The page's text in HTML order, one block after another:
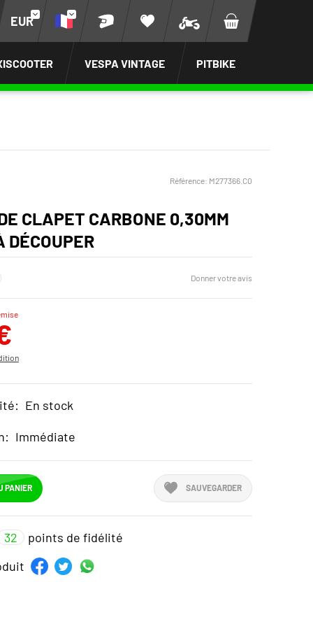
EUR
VESPA VINTAGE PITBIKE
Référence: M277366.C0
CLAPET CARBONE 0,30MM
DÉCOUPER
Donner votre avis
En stock
Immédiate
PANIER SAUVEGARDER
32
points de fidélité